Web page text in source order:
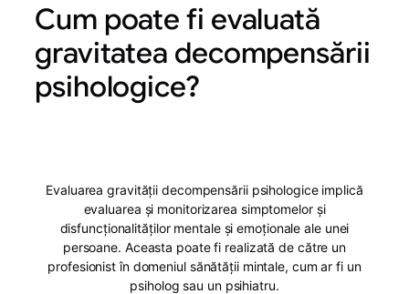
Cum poate fi evaluată
gravitatea decompensării
psihologice?
Evaluarea gravității decompensării psihologice implică
evaluarea și monitorizarea simptomelor și
disfuncționalităților mentale și emoționale ale unei
persoane. Aceasta poate fi realizată de către un
profesionist în domeniul sănătății mintale, cum ar fi un
psiholog sau un psihiatru.